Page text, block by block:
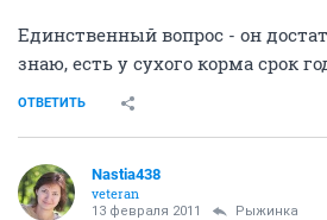
Единственный вопрос - он
знаю, есть у сухого корма срок
ОТВЕТИТЬ
Nastia438
veteran
13 февраля 2011 Рыжинка